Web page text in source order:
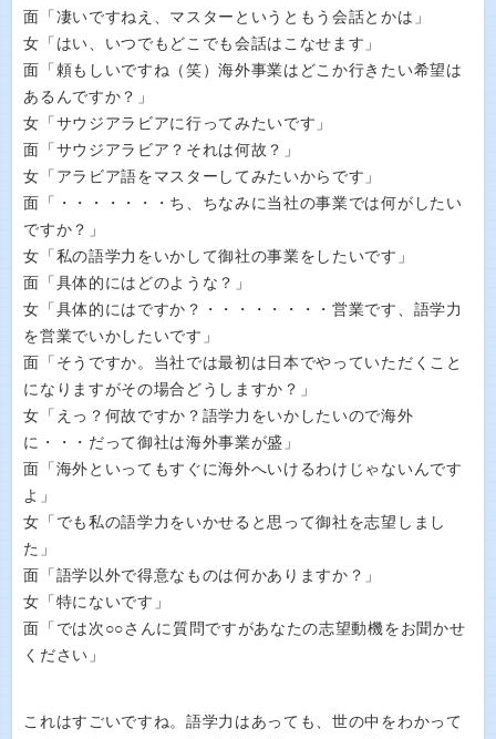
面「凄いですねえ、マスターというともう会話とかは」
女「はい、いつでもどこでも会話はこなせます」
面「頼もしいですね（笑）海外事業はどこか行きたい希望は
あるんですか？」
女「サウジアラビアに行ってみたいです」
面「サウジアラビア？それは何故？」
女「アラビア語をマスターしてみたいからです」
面「・・・・・・・ち、ちなみに当社の事業では何がしたい
ですか？」
女「私の語学力をいかして御社の事業をしたいです」
面「具体的にはどのような？」
女「具体的にはですか？・・・・・・・・営業です、語学力
を営業でいかしたいです」
面「そうですか。当社では最初は日本でやっていただくこと
になりますがその場合どうしますか？」
女「えっ？何故ですか？語学力をいかしたいので海外
に・・・だって御社は海外事業が盛」
面「海外といってもすぐに海外へいけるわけじゃないんです
よ」
女「でも私の語学力をいかせると思って御社を志望しまし
た」
面「語学以外で得意なものは何かありますか？」
女「特にないです」
面「では次○○さんに質問ですがあなたの志望動機をお聞かせ
ください」
これはすごいですね。語学力はあっても、世の中をわかって